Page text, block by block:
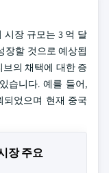
시장 규모는 3 억 달
장할 것으로 예상됩
의 채택에 대한 증
습니다. 예를 들어,
되었으며 현재 중국
장 주요